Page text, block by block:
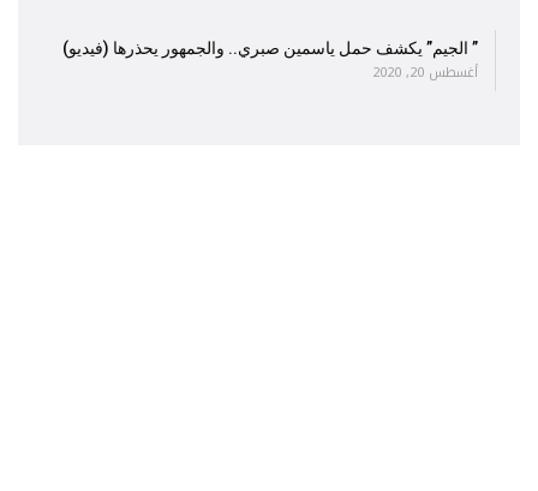
” الجيم” يكشف حمل ياسمين صبري.. والجمهور يحذرها (فيديو)
أغسطس 20, 2020